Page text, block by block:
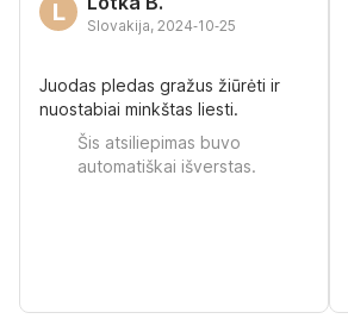
L Slovakija, 2024‑10‑25
Juodas pledas gražus žiūrėti ir
nuostabiai minkštas liesti.
Šis atsiliepimas buvo
automatiškai išverstas.